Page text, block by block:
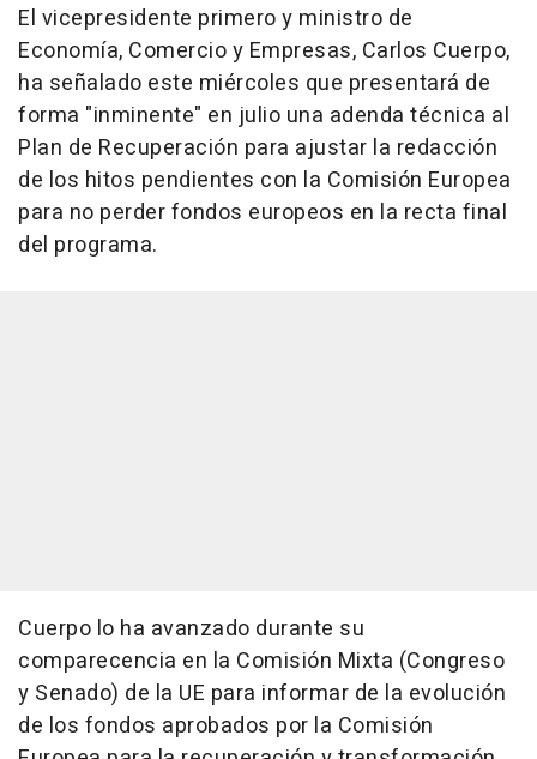
El vicepresidente primero y ministro de
Economía, Comercio y Empresas, Carlos Cuerpo,
ha señalado este miércoles que presentará de
forma "inminente" en julio una adenda técnica al
Plan de Recuperación para ajustar la redacción
de los hitos pendientes con la Comisión Europea
para no perder fondos europeos en la recta final
del programa.
Cuerpo lo ha avanzado durante su
comparecencia en la Comisión Mixta (Congreso
y Senado) de la UE para informar de la evolución
de los fondos aprobados por la Comisión